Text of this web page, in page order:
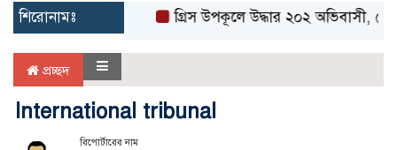
শিরোনামঃ গ্রিস উপকূলে উদ্ধার ২০২ অভিবাসী,
প্রচ্ছদ
International tribunal
রিপোর্টারের নাম